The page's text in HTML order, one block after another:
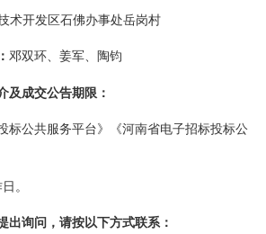
术开发区石佛办事处岳岗村
： 邓双环、姜军、陶钧
及成交公告期限 ：
标公共服务平台》《河南省电子招标投标公
。
出询问，请按以下方式联系：